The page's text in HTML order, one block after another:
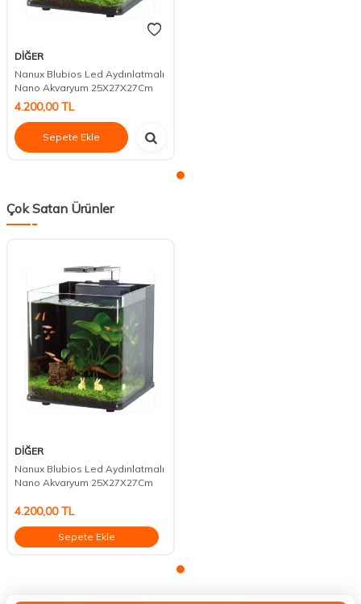
DİĞER
Nanux Blubios Led Aydınlatmalı
Nano Akvaryum 25X27X27Cm
4.200,00TL
Sepete Ekle
Çok Satan Ürünler
DİĞER
Nanux Blubios Led Aydınlatmalı
Nano Akvaryum 25X27X27Cm
4.200,00TL
Sepete Ekle